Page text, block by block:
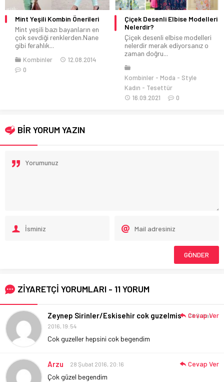
Çiçek Desenli Elbise Modelleri
Nelerdir?
Çiçek desenli elbise modelleri
nelerdir merak ediyorsanız o
Tori Praver 2020 Yaz Mayo
Bikini Koleksiyonu
Tori Praver mayo ve bikini
tasarımcısı büyük başarılar
elde etti.Onun...
BİR YORUM YAZIN
ZİYARETÇİ YORUMLARI - 11 YORUM
Zeynep Sirinler/Eskisehir cok guzelmis
28 Şubat
2016, 19:54
Cok guzeller hepsini cok begendim
Cevap Ver
Arzu 28 Şubat 2016, 20:16
Çok güzel begendim
Cevap Ver